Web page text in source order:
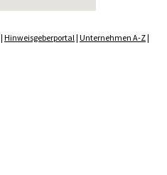
| Hinweisgeberportal| Unternehmen A-Z|